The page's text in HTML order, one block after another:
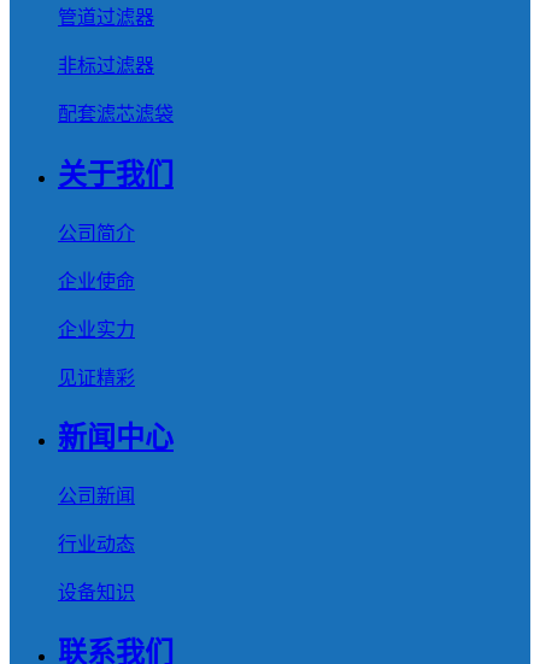
管道过滤器
非标过滤器
配套滤芯滤袋
关于我们
公司简介
企业使命
企业实力
见证精彩
新闻中心
公司新闻
行业动态
设备知识
联系我们